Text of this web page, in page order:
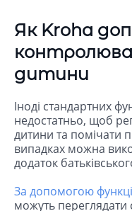
Як Kroha
дитини
Іноді стандартних
недостатньо, щоб
дитини та помічати
випадках можна
додаток
За допомогою
можуть переглядати